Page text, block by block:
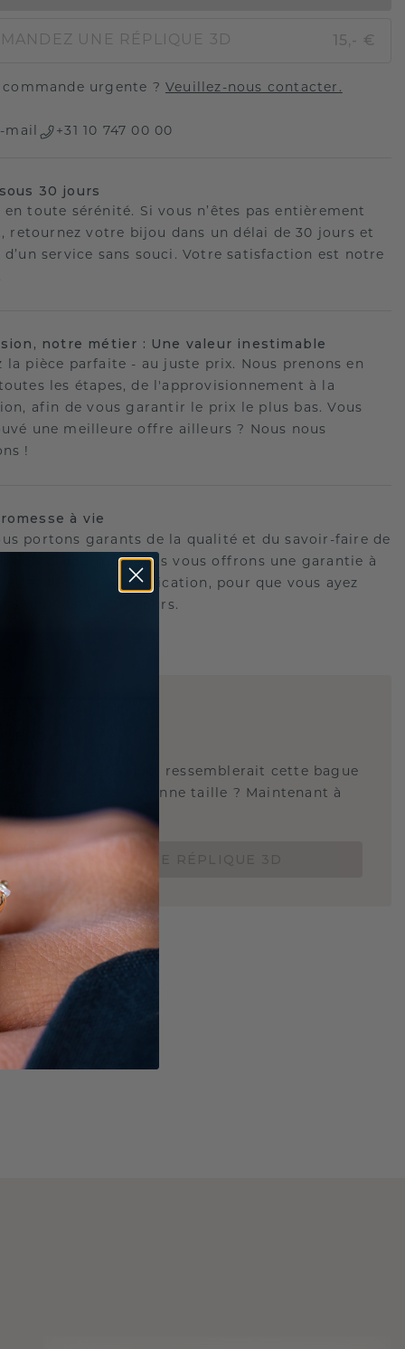
UNE RÉPLIQUE 3D 15,- €
commande urgente ? Veuillez-nous contacter.
mail +31 10 747 00 00
30 jours
en toute sérénité. Si vous n’êtes pas entièrement
retournez votre bijou dans un délai de 30 jours et
service sans souci. Votre satisfaction est notre
notre métier : Une valeur inestimable
la pièce parfaite - au juste prix. Nous prenons en
les étapes, de l'approvisionnement à la
afin de vous garantir le prix le plus bas. Vous
une meilleure offre ailleurs ? Nous nous
!
à vie
portons garants de la qualité et du savoir-faire de
pourquoi nous vous offrons une garantie à
les défauts de fabrication, pour que vous ayez
pour toujours.
vous savoir à quoi ressemblerait cette bague
et si elle est à la bonne taille ? Maintenant à
15 €.